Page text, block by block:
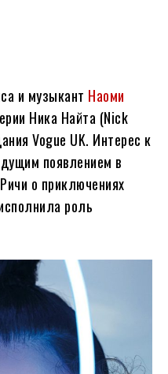
и музыкант Наоми
Ника Найта (Nick
Vogue UK. Интерес к
появлением в
о приключениях
роль